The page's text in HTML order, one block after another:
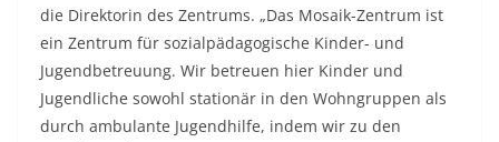
die Direktorin des Zentrums. „Das Mosaik-Zentrum ist
ein Zentrum für sozialpädagogische Kinder- und
Jugendbetreuung. Wir betreuen hier Kinder und
Jugendliche sowohl stationär in den Wohngruppen als
durch ambulante Jugendhilfe, indem wir zu den